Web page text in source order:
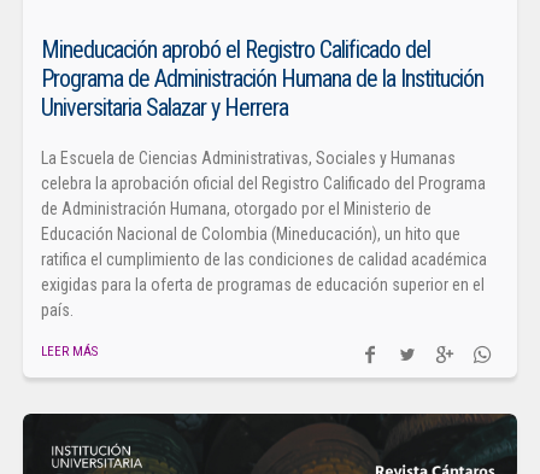
Mineducación aprobó el Registro Calificado del
Programa de Administración Humana de la Institución
Universitaria Salazar y Herrera
La Escuela de Ciencias Administrativas, Sociales y Humanas
celebra la aprobación oficial del Registro Calificado del Programa
de Administración Humana, otorgado por el Ministerio de
Educación Nacional de Colombia (Mineducación), un hito que
ratifica el cumplimiento de las condiciones de calidad académica
exigidas para la oferta de programas de educación superior en el
país.
LEER MÁS